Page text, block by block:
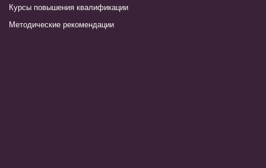
Курсы повышения квалификации
Методические рекомендации